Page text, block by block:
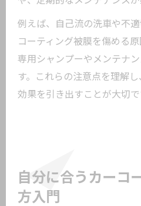
例えば、自己流の洗車や不
コーティング被膜を傷める
専用シャンプーやメンテナ
す。これらの注意点を理解
効果を引き出すことが大切で
自分に合うカーコ
方入門